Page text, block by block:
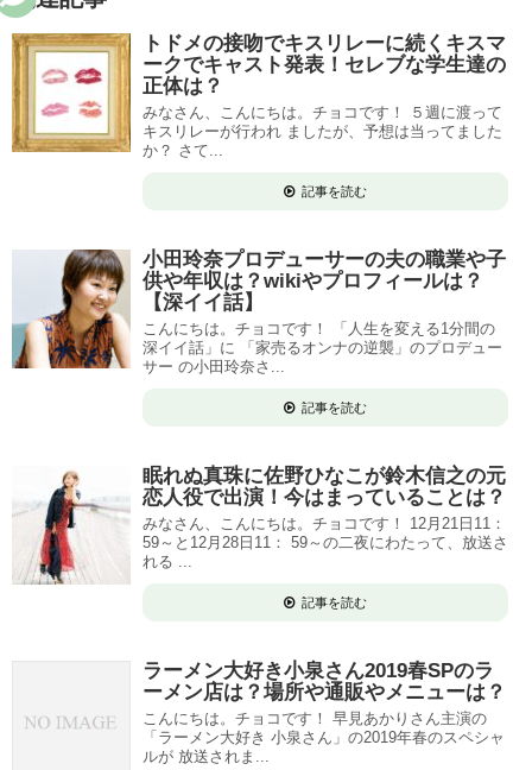
トドメの接吻でキスリレーに続くキスマ
ークでキャスト発表！セレブな学生達の
正体は？
みなさん、こんにちは。チョコです！ ５週に渡って
キスリレーが行われ ましたが、予想は当ってました
か？ さて...
記事を読む
小田玲奈プロデューサーの夫の職業や子
供や年収は？wikiやプロフィールは？
【深イイ話】
こんにちは。チョコです！ 「人生を変える1分間の
深イイ話」に 「家売るオンナの逆襲」のプロデュー
サー の小田玲奈さ...
記事を読む
眠れぬ真珠に佐野ひなこが鈴木信之の元
恋人役で出演！今はまっていることは？
みなさん、こんにちは。チョコです！ 12月21日11：
59～と12月28日11： 59～の二夜にわたって、放送さ
れる ...
記事を読む
ラーメン大好き小泉さん2019春SPのラ
ーメン店は？場所や通販やメニューは？
こんにちは。チョコです！ 早見あかりさん主演の
「ラーメン大好き 小泉さん」の2019年春のスペシャ
ルが 放送されま...